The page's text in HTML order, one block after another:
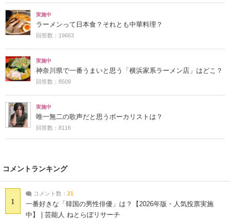
実施中
ラーメンって日本食？それとも中華料理？
回答数：19663
実施中
神奈川県で一番うまいと思う「横浜家系ラーメン店」はどこ？
回答数：8509
実施中
唯一無二の歌声だと思うボーカリストは？
回答数：8116
コメントランキング
1
コメント数： 21
一番好きな「韓国の男性俳優」は？【2026年版・人気投票実施
中】 | 芸能人 ねとらぼリサーチ